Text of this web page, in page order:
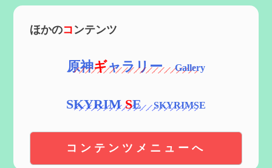
ほかのコ ンテンツ
原神ギャラリー
SKYRIMSE
コンテンツメニューへ